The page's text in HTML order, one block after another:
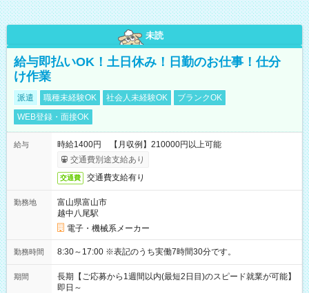
未読
給与即払いOK！土日休み！日勤のお仕事！仕分
け作業
派遣 職種未経験OK 社会人未経験OK
ブランクOK
WEB登録・面接OK
給与
時給1400円 【月収例】210000円以上可能
交通費別途支給あり
交通費 交通費支給有り
勤務地
富山県富山市
越中八尾駅
電子・機械系メーカー
勤務時間 8:30～17:00 ※表記のうち実働7時間30分です。
期間
長期【ご応募から1週間以内(最短2日目)のスピード就業が可能】
即日～